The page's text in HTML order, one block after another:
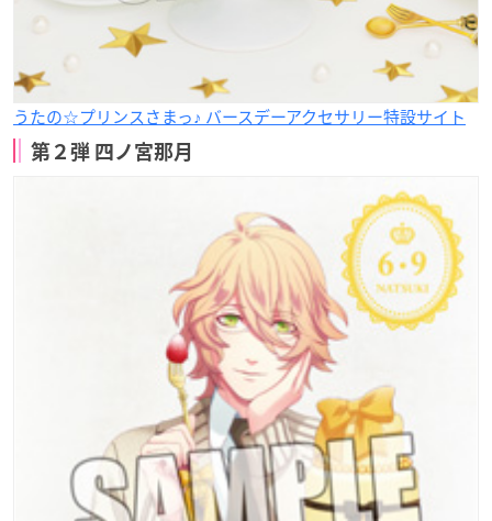
うたの☆プリンスさまっ♪ バースデーアクセサリー特設サイト
第２弾 四ノ宮那月